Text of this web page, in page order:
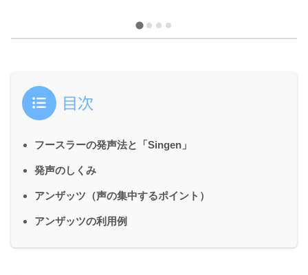
目次
フースラーの発声法と「Singen」
発声のしくみ
アンザッツ（声の集中するポイント）
アンザッツの利用例